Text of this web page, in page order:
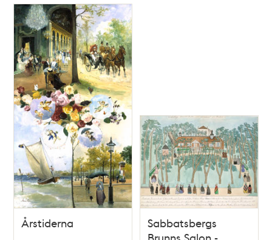
Årstiderna
Sabbatsbergs